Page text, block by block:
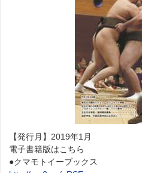
【発行月】2019年1月
電子書籍版はこちら
●クマモトイーブックス